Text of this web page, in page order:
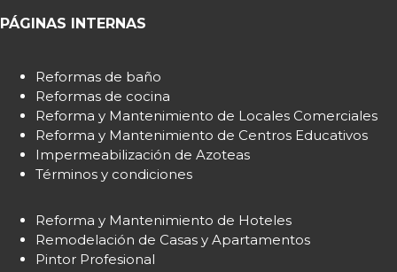
PÁGINAS INTERNAS
Reformas de baño
Reformas de cocina
Reforma y Mantenimiento de Locales Comerciales
Reforma y Mantenimiento de Centros Educativos
Impermeabilización de Azoteas
Términos y condiciones
Reforma y Mantenimiento de Hoteles
Remodelación de Casas y Apartamentos
Pintor Profesional